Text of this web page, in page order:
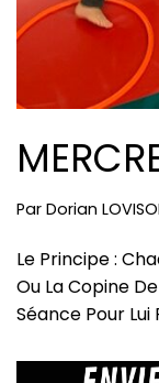
Par Dorian
Le Principe :
Ou La Copine
Séance Pour